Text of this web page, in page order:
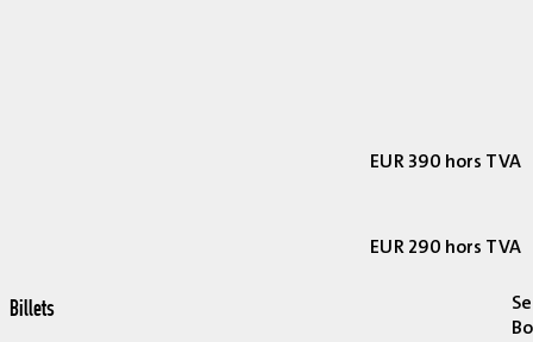
EUR 390 hors TVA
EUR 290 hors TVA
Billets